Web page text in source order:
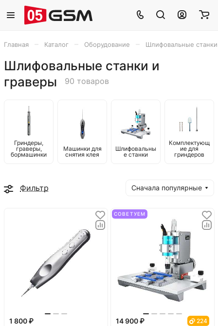
Главная Каталог Оборудование Шлифовальные
Шлифовальные станки и
граверы
90 товаров
Гриндеры,
граверы,
бормашинки
Машинки для
снятия клея
Шлифовальны
е станки
Комплектующ
ие для
гриндеров
Фильтр Сначала популярные
1 800 ₽
СОВЕТУЕМ
14 900 ₽ 224